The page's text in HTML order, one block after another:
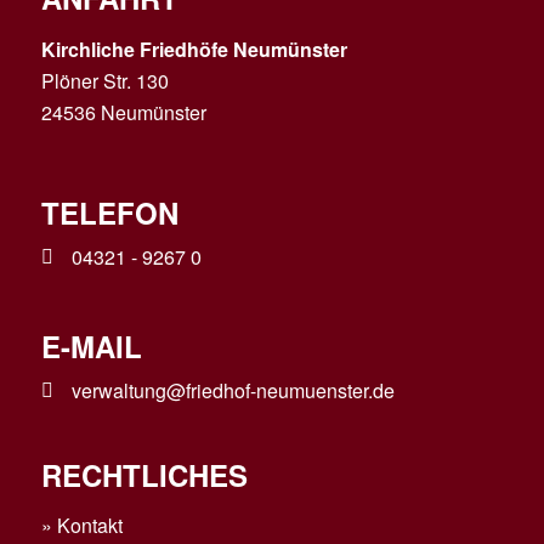
Kirchliche Friedhöfe Neumünster
Plöner Str. 130
24536 Neumünster
TELEFON
04321 - 9267 0
E-MAIL
verwaltung@friedhof-neumuenster.de
RECHTLICHES
» Kontakt